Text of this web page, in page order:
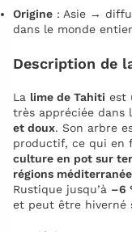
Origine : Asie →
dans le monde entier
Description de
La lime de Tahiti est
très appréciée dans
et doux. Son arbre
productif, ce qui en
culture en pot sur
régions
Rustique jusqu’à –6
et peut être hiverné